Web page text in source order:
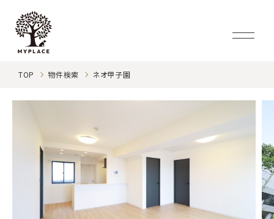
TOP 物件検索 ネオ甲子園